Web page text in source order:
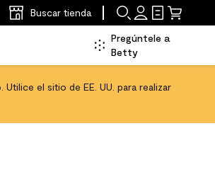
Buscar tienda
Pregúntele a
Betty
el sitio de EE. UU. para realizar